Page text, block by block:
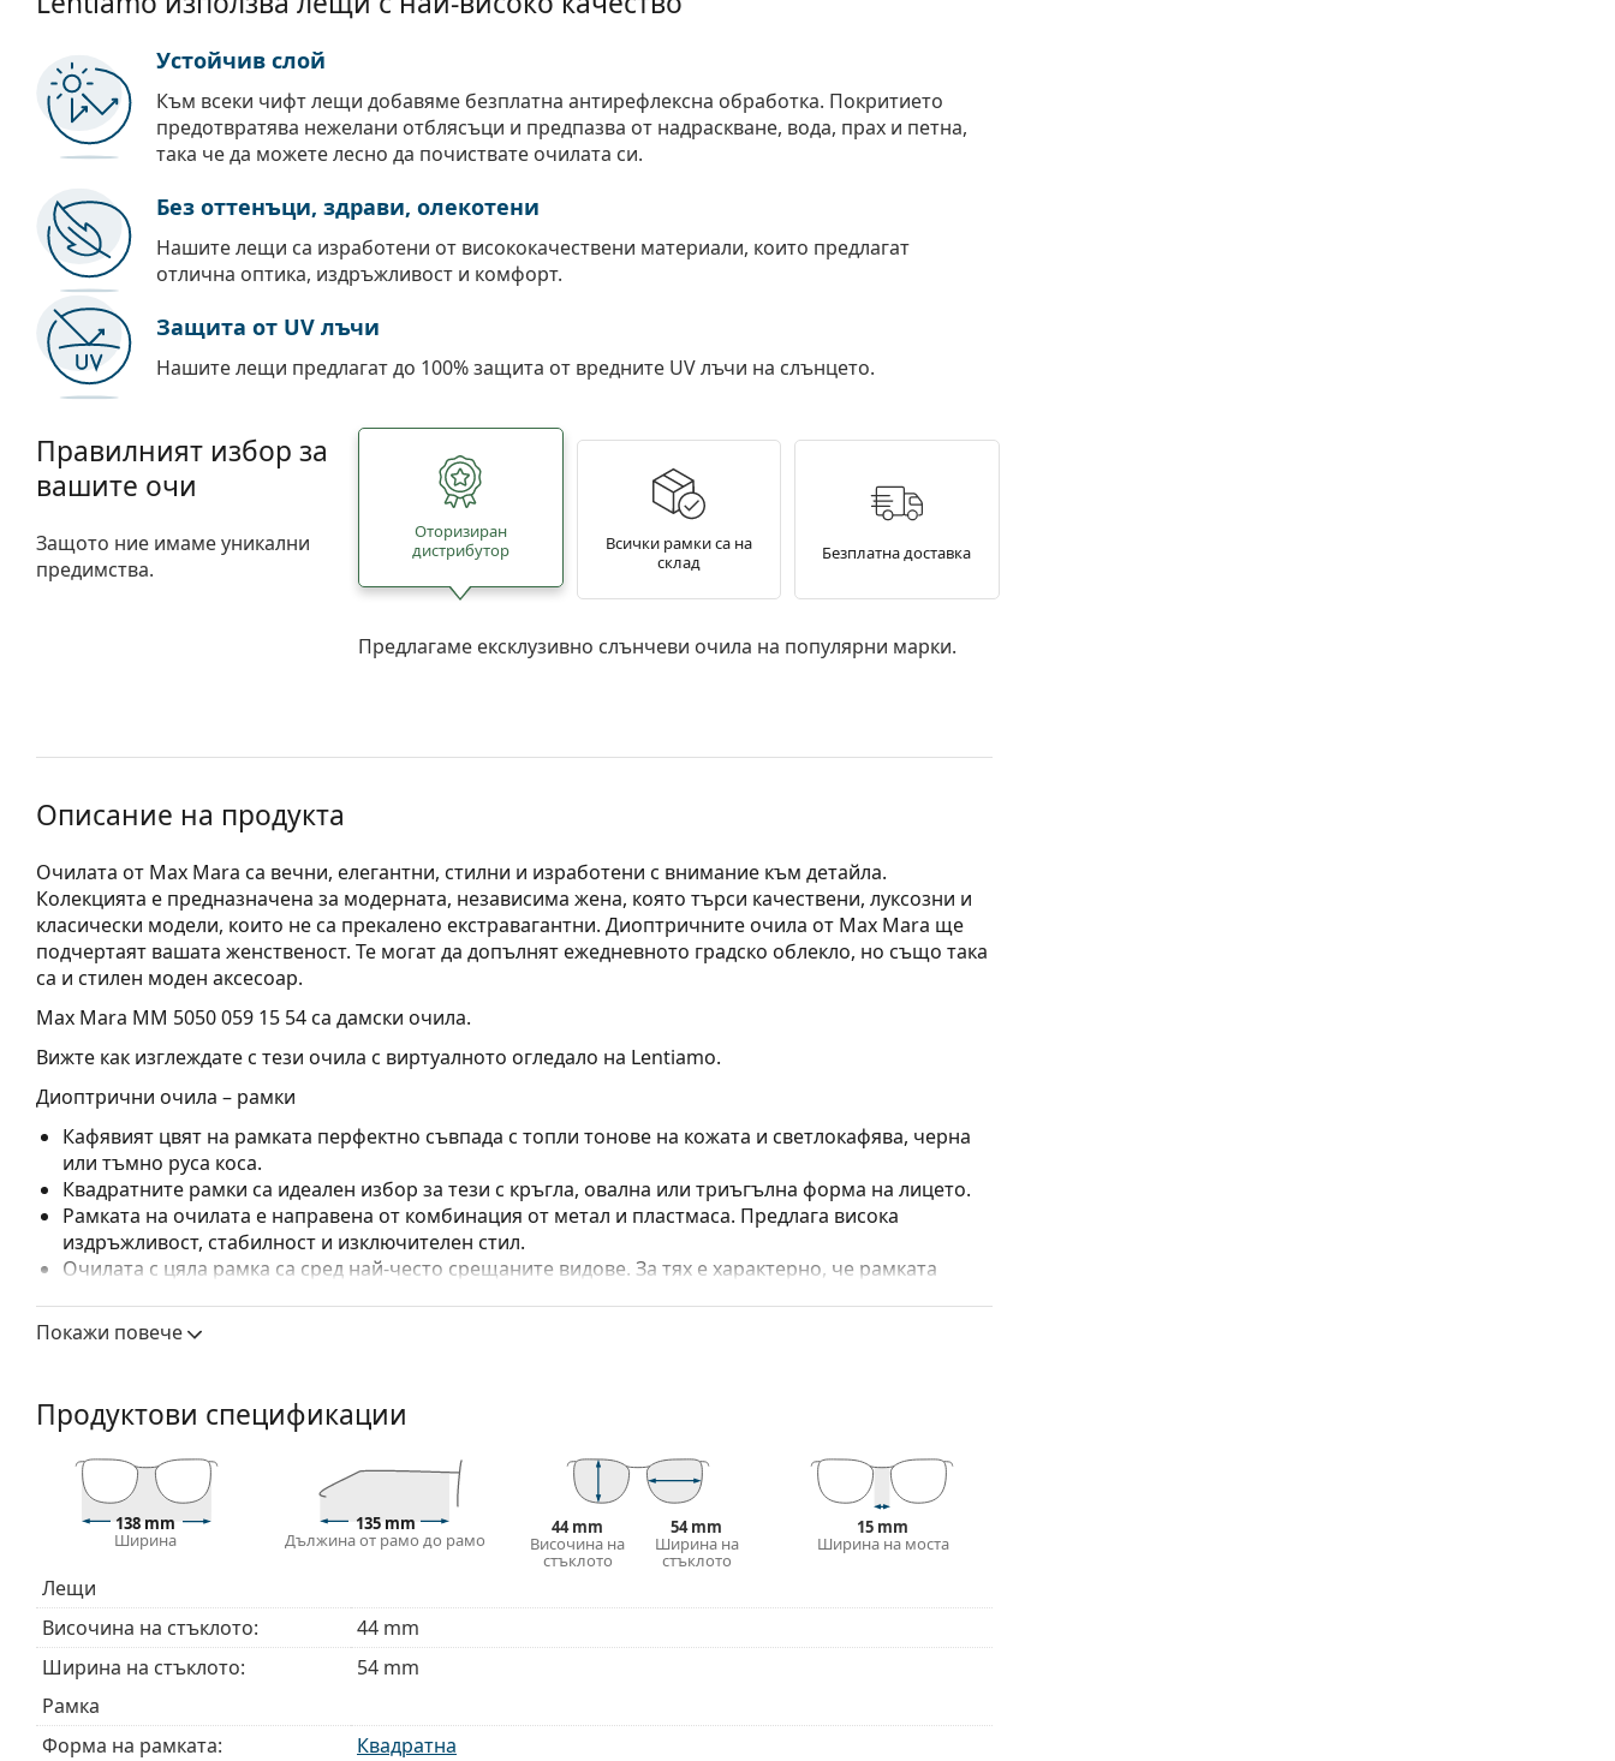
Устойчив слой
Към всеки чифт лещи добавяме безплатна антирефлексна обработка. Покритието
предотвратява нежелани отблясъци и предпазва от надраскване, вода, прах и петна,
така че да можете лесно да почиствате очилата си.
Без оттенъци, здрави, олекотени
Нашите лещи са изработени от висококачествени материали, които предлагат
отлична оптика, издръжливост и комфорт.
Защита от UV лъчи
Нашите лещи предлагат до 100% защита от вредните UV лъчи на слънцето.
Правилният избор за
вашите очи
Защото ние имаме уникални
предимства.
Oторизиран
дистрибутор
Всички рамки са на
склад
Безплатна доставка
Предлагаме ексклузивно слънчеви очила на популярни марки.
Описание на продукта
Очилата от Max Mara са вечни, елегантни, стилни и изработени с внимание към детайла.
Колекцията е предназначена за модерната, независима жена, която търси качествени, луксозни и
класически модели, които не са прекалено екстравагантни. Диоптричните очила от Max Mara ще
подчертаят вашата женственост. Те могат да допълнят ежедневното градско облекло, но също така
са и стилен моден аксесоар.
Max Mara MM 5050 059 15 54са дамски очила.
Вижте как изглеждате с тези очила с виртуалното огледало на Lentiamo.
Диоптрични очила – рамки
Кафявият цвят на рамката перфектно съвпада с топли тонове на кожата и светлокафява, черна
или тъмно руса коса.
Квадратните рамки са идеален избор за тези с кръгла, овална или триъгълна форма на лицето.
Рамката на очилата е направена от комбинация от метал и пластмаса. Предлага висока
издръжливост, стабилност и изключителен стил.
Очилата с цяла рамка са сред най-често срещаните видове. За тях е характерно, че рамката
рамката напълно обгръща лещата и така защитава срещу повреди. Този тип рамка е подходяща
Аксесоари
Доставяме диоптричните очила в оригиналния им калъф/текстилна торбичка. Цветът на калъфа
или торбичката и дизайнът могат да варират.
Кърпичката за почистване, доставяна с очилата, е идеална за почистване и грижа за тях. Някои
модели могат да бъдат доставяни с торбичка от плат вместо с кърпа.
, за да намерите повече модели или разгледайте нашето
ръководство за очила
Това е медицинско устройство. Прочетете инструкциите преди употреба.
Покажи повече
Продуктови спецификации
138 mm
Ширина
135 mm
Дължина от рамо до рамо
44 mm
Височина на
стъклото
54 mm
Ширина на
стъклото
15 mm
Ширина на моста
Лещи
Височина на стъклото:
44 mm
Ширина на стъклото:
54 mm
Рамка
Форма на рамката:
Квадратна